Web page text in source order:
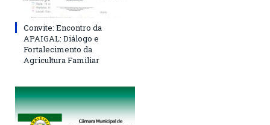
Convite: Encontro da
APAIGAL: Diálogo e
Fortalecimento da
Agricultura Familiar